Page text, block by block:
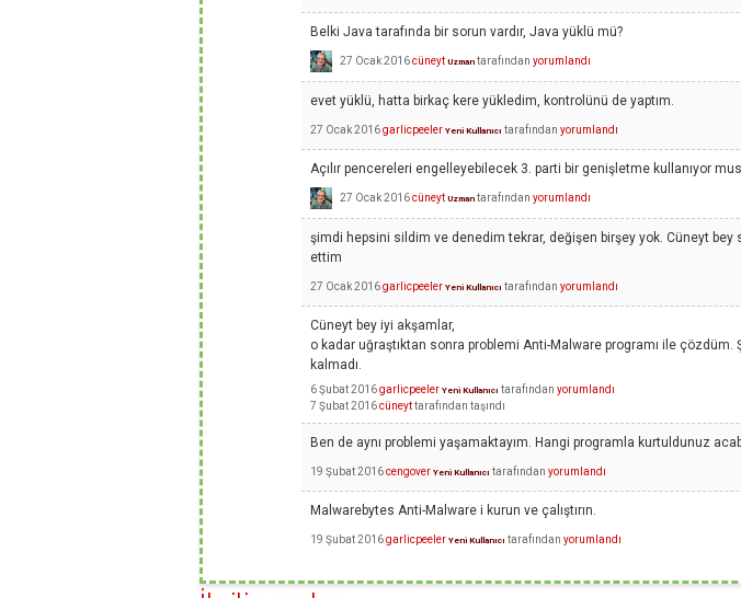
Belki Java tarafında bir sorun vardır, Java yüklü mü?
27 Ocak 2016cüneyt Uzman tarafından yorumlandı
evet yüklü, hatta birkaç kere yükledim, kontrolünü de yaptım.
27 Ocak 2016garlicpeeler Yeni Kullanıcı tarafından yorumlandı
Açılır pencereleri engelleyebilecek 3. parti bir genişletme kullanıyor
27 Ocak 2016cüneyt Uzman tarafından yorumlandı
şimdi hepsini sildim ve denedim tekrar, değişen birşey yok. Cüneyt bey
ettim
27 Ocak 2016garlicpeeler Yeni Kullanıcı tarafından yorumlandı
Cüneyt bey iyi akşamlar,
o kadar uğraştıktan sonra problemi Anti-Malware programı ile çözdüm.
kalmadı.
6 Şubat 2016garlicpeeler Yeni Kullanıcı tarafından yorumlandı
7 Şubat 2016cüneyttarafından taşındı
Ben de aynı problemi yaşamaktayım. Hangi programla kurtuldunuz
19 Şubat 2016cengover Yeni Kullanıcı tarafından yorumlandı
Malwarebytes Anti-Malware i kurun ve çalıştırın.
19 Şubat 2016garlicpeeler Yeni Kullanıcı tarafından yorumlandı